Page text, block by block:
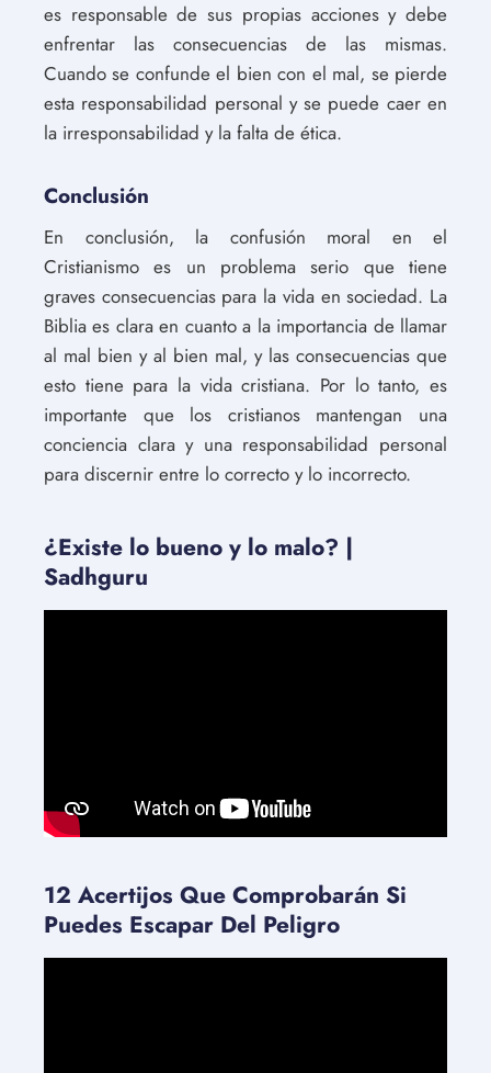
es responsable de sus propias acciones y debe
enfrentar las consecuencias de las mismas.
Cuando se confunde el bien con el mal, se pierde
esta responsabilidad personal y se puede caer en
la irresponsabilidad y la falta de ética.
Conclusión
En conclusión, la confusión moral en el
Cristianismo es un problema serio que tiene
graves consecuencias para la vida en sociedad. La
Biblia es clara en cuanto a la importancia de llamar
al mal bien y al bien mal, y las consecuencias que
esto tiene para la vida cristiana. Por lo tanto, es
importante que los cristianos mantengan una
conciencia clara y una responsabilidad personal
para discernir entre lo correcto y lo incorrecto.
¿Existe lo bueno y lo malo? |
Sadhguru
12 Acertijos Que Comprobarán Si
Puedes Escapar Del Peligro